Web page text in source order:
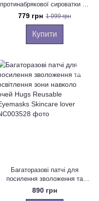
протинабрякової сироватки та
масажного грибочка HUGS
Plump It Set, 30 мл
779 грн 1 099 грн
Купити
Багаторазові патчі для
посилення зволоження та
освітлення зони навколо очей
Hugs Reusable Eyemasks
890 грн